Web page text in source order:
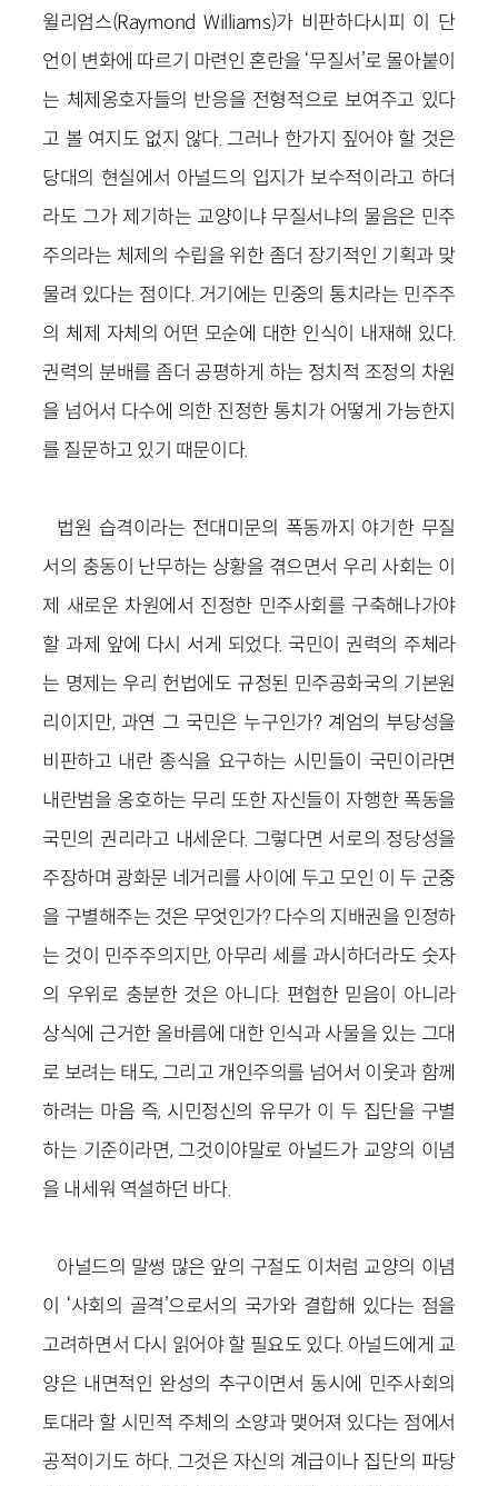
윌리엄스(Raymond Williams)가 비판하다시피 이 단
언이 변화에 따르기 마련인 혼란을 ‘무질서’로 몰아붙이
는 체제옹호자들의 반응을 전형적으로 보여주고 있다
고 볼 여지도 없지 않다. 그러나 한가지 짚어야 할 것은
당대의 현실에서 아널드의 입지가 보수적이라고 하더
라도 그가 제기하는 교양이냐 무질서냐의 물음은 민주
주의라는 체제의 수립을 위한 좀더 장기적인 기획과 맞
물려 있다는 점이다. 거기에는 민중의 통치라는 민주주
의 체제 자체의 어떤 모순에 대한 인식이 내재해 있다.
권력의 분배를 좀더 공평하게 하는 정치적 조정의 차원
을 넘어서 다수에 의한 진정한 통치가 어떻게 가능한지
를 질문하고 있기 때문이다.
법원 습격이라는 전대미문의 폭동까지 야기한 무질
서의 충동이 난무하는 상황을 겪으면서 우리 사회는 이
제 새로운 차원에서 진정한 민주사회를 구축해나가야
할 과제 앞에 다시 서게 되었다. 국민이 권력의 주체라
는 명제는 우리 헌법에도 규정된 민주공화국의 기본원
리이지만, 과연 그 국민은 누구인가? 계엄의 부당성을
비판하고 내란 종식을 요구하는 시민들이 국민이라면
내란범을 옹호하는 무리 또한 자신들이 자행한 폭동을
국민의 권리라고 내세운다. 그렇다면 서로의 정당성을
주장하며 광화문 네거리를 사이에 두고 모인 이 두 군중
을 구별해주는 것은 무엇인가? 다수의 지배권을 인정하
는 것이 민주주의지만, 아무리 세를 과시하더라도 숫자
의 우위로 충분한 것은 아니다. 편협한 믿음이 아니라
상식에 근거한 올바름에 대한 인식과 사물을 있는 그대
로 보려는 태도, 그리고 개인주의를 넘어서 이웃과 함께
하려는 마음 즉, 시민정신의 유무가 이 두 집단을 구별
하는 기준이라면, 그것이야말로 아널드가 교양의 이념
을 내세워 역설하던 바다.
아널드의 말썽 많은 앞의 구절도 이처럼 교양의 이념
이 ‘사회의 골격’으로서의 국가와 결합해 있다는 점을
고려하면서 다시 읽어야 할 필요도 있다. 아널드에게 교
양은 내면적인 완성의 추구이면서 동시에 민주사회의
토대라 할 시민적 주체의 소양과 맺어져 있다는 점에서
공적이기도 하다. 그것은 자신의 계급이나 집단의 파당